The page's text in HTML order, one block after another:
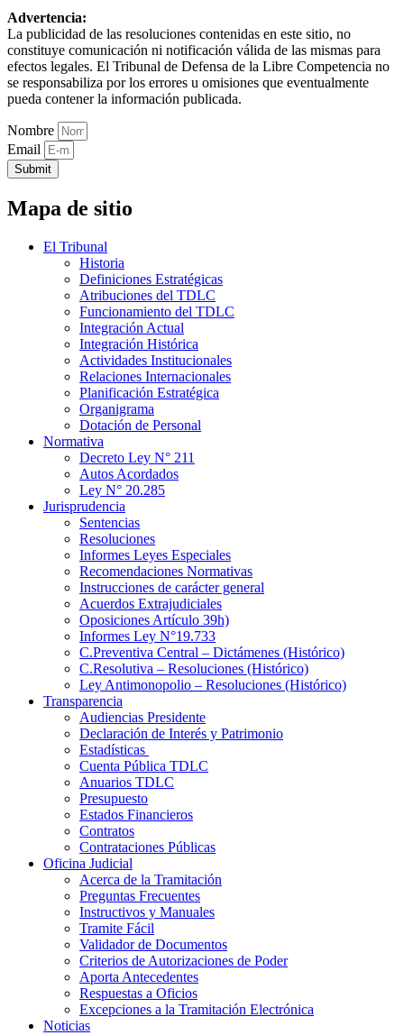
Advertencia:
La publicidad de las resoluciones contenidas en este sitio, no
constituye comunicación ni notificación válida de las mismas para
efectos legales. El Tribunal de Defensa de la Libre Competencia no
se responsabiliza por los errores u omisiones que eventualmente
pueda contener la información publicada.
Nombre
Email
Submit
Mapa de sitio
El Tribunal
Historia
Definiciones Estratégicas
Atribuciones del TDLC
Funcionamiento del TDLC
Integración Actual
Integración Histórica
Actividades Institucionales
Relaciones Internacionales
Planificación Estratégica
Organigrama
Dotación de Personal
Normativa
Decreto Ley N° 211
Autos Acordados
Ley N° 20.285
Jurisprudencia
Sentencias
Resoluciones
Informes Leyes Especiales
Recomendaciones Normativas
Instrucciones de carácter general
Acuerdos Extrajudiciales
Oposiciones Artículo 39h)
Informes Ley N°19.733
C.Preventiva Central – Dictámenes (Histórico)
C.Resolutiva – Resoluciones (Histórico)
Ley Antimonopolio – Resoluciones (Histórico)
Transparencia
Audiencias Presidente
Declaración de Interés y Patrimonio
Estadísticas
Cuenta Pública TDLC
Anuarios TDLC
Presupuesto
Estados Financieros
Contratos
Contrataciones Públicas
Oficina Judicial
Acerca de la Tramitación
Preguntas Frecuentes
Instructivos y Manuales
Tramite Fácil
Validador de Documentos
Criterios de Autorizaciones de Poder
Aporta Antecedentes
Respuestas a Oficios
Excepciones a la Tramitación Electrónica
Noticias